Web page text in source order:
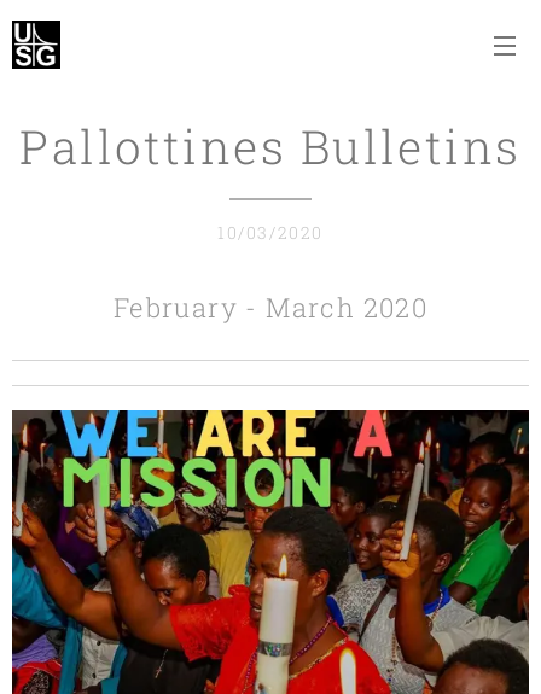
Pallottines Bulletins
10/03/2020
February - March 2020